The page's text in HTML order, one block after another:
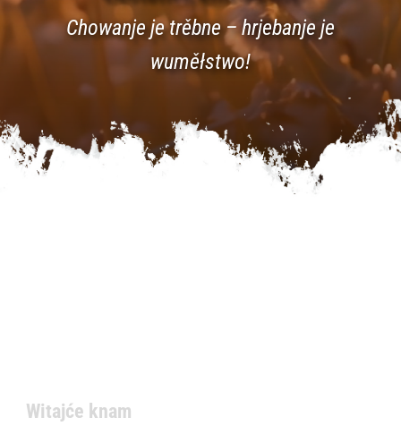
Chowanje je trěbne – hrjebanje je
wuměłstwo!
Witajće knam